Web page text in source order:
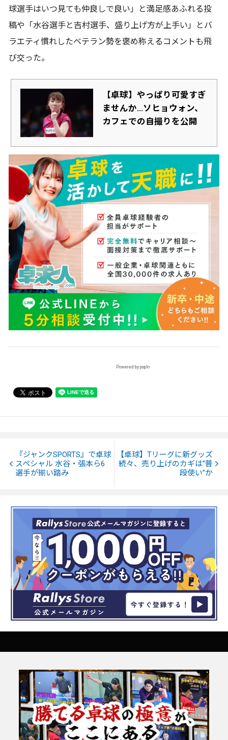
球選手はいつ見ても仲良しで良い」と満足感あふれる投
稿や「水谷選手と吉村選手、盛り上げ方が上手い」とバ
ラエティ慣れしたベテラン勢を褒め称えるコメントも飛
び交った。
【卓球】やっぱり可愛すぎ
ませんか…ソヒョウォン、
カフェでの自撮りを公開
Powered by popIn
『ジャンクSPORTS』で卓球
スペシャル 水谷・張本ら6
選手が揃い踏み
【卓球】Tリーグに新グッズ
続々、売り上げのカギは“普
段使い”か